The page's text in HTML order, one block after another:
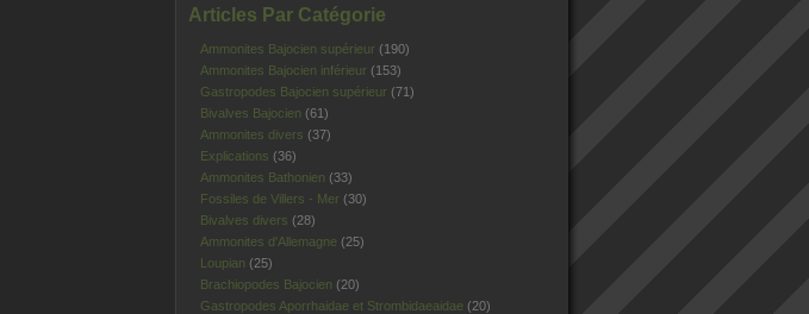
Articles Par Catégorie
Ammonites Bajocien supérieur (190)
Ammonites Bajocien inférieur (153)
Gastropodes Bajocien supérieur (71)
Bivalves Bajocien (61)
Ammonites divers (37)
Explications (36)
Ammonites Bathonien (33)
Fossiles de Villers - Mer (30)
Bivalves divers (28)
Ammonites d'Allemagne (25)
Loupian (25)
Brachiopodes Bajocien (20)
Gastropodes Aporrhaidae et Strombidaeaidae (20)